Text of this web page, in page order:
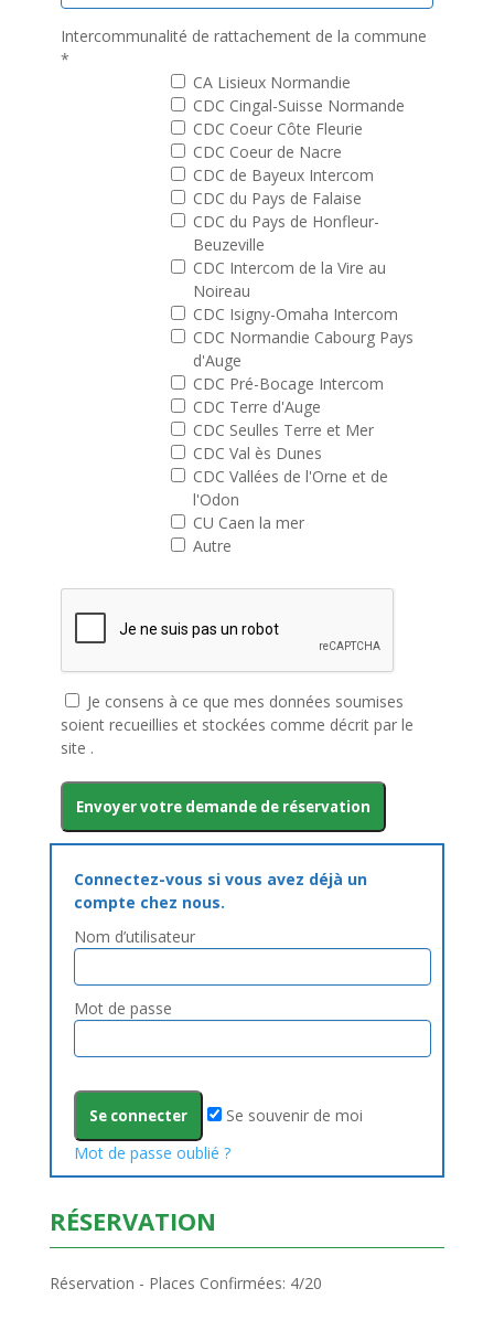
Intercommunalité de rattachement de la commune
*
CA Lisieux Normandie
CDC Cingal-Suisse Normande
CDC Coeur Côte Fleurie
CDC Coeur de Nacre
CDC de Bayeux Intercom
CDC du Pays de Falaise
CDC du Pays de Honfleur-
Beuzeville
CDC Intercom de la Vire au
Noireau
CDC Isigny-Omaha Intercom
CDC Normandie Cabourg Pays
d'Auge
CDC Pré-Bocage Intercom
CDC Terre d'Auge
CDC Seulles Terre et Mer
CDC Val ès Dunes
CDC Vallées de l'Orne et de
l'Odon
CU Caen la mer
Autre
Je consens à ce que mes données soumises
soient recueillies et stockées comme décrit par le
site .
Connectez-vous si vous avez déjà un
compte chez nous.
Nom d’utilisateur
Mot de passe
Se souvenir de moi
Mot de passe oublié ?
RÉSERVATION
Réservation - Places Confirmées: 4/20